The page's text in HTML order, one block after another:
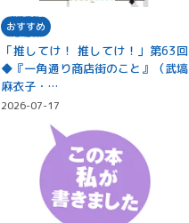
おすすめ
「推してけ！ 推してけ！」第63回
◆『一角通り商店街のこと』（武塙
麻衣子・…
2026-07-17